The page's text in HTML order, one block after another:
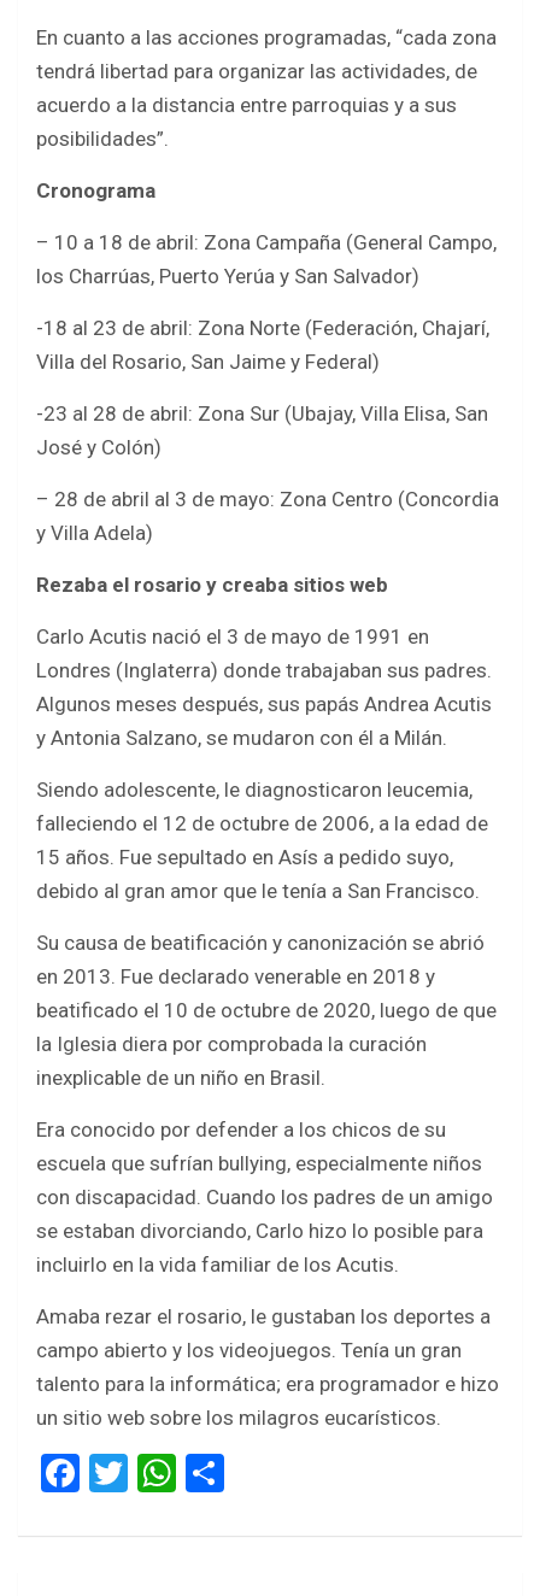
En cuanto a las acciones programadas, “cada zona
tendrá libertad para organizar las actividades, de
acuerdo a la distancia entre parroquias y a sus
posibilidades”.
Cronograma
– 10 a 18 de abril: Zona Campaña (General Campo,
los Charrúas, Puerto Yerúa y San Salvador)
-18 al 23 de abril: Zona Norte (Federación, Chajarí,
Villa del Rosario, San Jaime y Federal)
-23 al 28 de abril: Zona Sur (Ubajay, Villa Elisa, San
José y Colón)
– 28 de abril al 3 de mayo: Zona Centro (Concordia
y Villa Adela)
Rezaba el rosario y creaba sitios web
Carlo Acutis nació el 3 de mayo de 1991 en
Londres (Inglaterra) donde trabajaban sus padres.
Algunos meses después, sus papás Andrea Acutis
y Antonia Salzano, se mudaron con él a Milán.
Siendo adolescente, le diagnosticaron leucemia,
falleciendo el 12 de octubre de 2006, a la edad de
15 años. Fue sepultado en Asís a pedido suyo,
debido al gran amor que le tenía a San Francisco.
Su causa de beatificación y canonización se abrió
en 2013. Fue declarado venerable en 2018 y
beatificado el 10 de octubre de 2020, luego de que
la Iglesia diera por comprobada la curación
inexplicable de un niño en Brasil.
Era conocido por defender a los chicos de su
escuela que sufrían bullying, especialmente niños
con discapacidad. Cuando los padres de un amigo
se estaban divorciando, Carlo hizo lo posible para
incluirlo en la vida familiar de los Acutis.
Amaba rezar el rosario, le gustaban los deportes a
campo abierto y los videojuegos. Tenía un gran
talento para la informática; era programador e hizo
un sitio web sobre los milagros eucarísticos.
F
ce
T
tt
W
at ar